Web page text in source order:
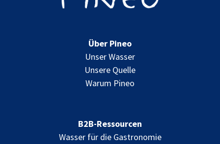
Über Pineo
Unser Wasser
Unsere Quelle
Warum Pineo
B2B-Ressourcen
Wasser für die Gastronomie